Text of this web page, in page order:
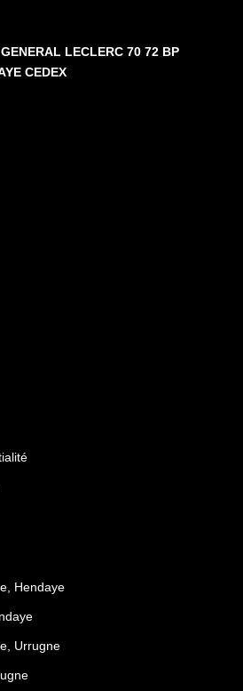
LECLERC 70 72 BP
CEDEX
Hendaye
Urrugne